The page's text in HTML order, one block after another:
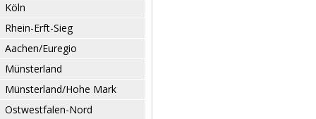
Köln
Rhein-Erft-Sieg
Aachen/Euregio
Münsterland
Münsterland/Hohe Mark
Ostwestfalen-Nord